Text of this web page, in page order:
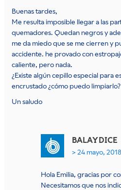
Buenas tardes,
Me resulta imposible llegar a las
quemadores. Quedan negros y
me da miedo que se me cierren y
accidente. he provado con
caliente, pero nada.
¿Existe algún cepillo especial para
encrustado ¿cómo puedo limpiarlo?
Un saludo
BALAY DICE
24 mayo,
Hola Emilia, gracias por
Necesitamos que nos